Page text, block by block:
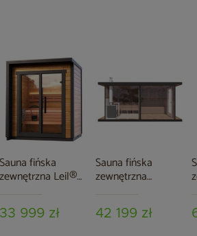
Sauna fińska
zewnętrzna Leil®
3-osobowa
33 999 zł
Sauna fińska
zewnętrzna
210 cm z szatnią
42 199 zł